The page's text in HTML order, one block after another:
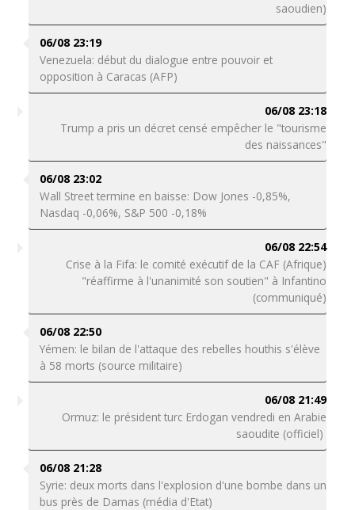
saoudien)
06/08 23:19
Venezuela: début du dialogue entre pouvoir et
opposition à Caracas (AFP)
06/08 23:18
Trump a pris un décret censé empêcher le "tourisme
des naissances"
06/08 23:02
Wall Street termine en baisse: Dow Jones -0,85%,
Nasdaq -0,06%, S&P 500 -0,18%
06/08 22:54
Crise à la Fifa: le comité exécutif de la CAF (Afrique)
"réaffirme à l'unanimité son soutien" à Infantino
(communiqué)
06/08 22:50
Yémen: le bilan de l'attaque des rebelles houthis s'élève
à 58 morts (source militaire)
06/08 21:49
Ormuz: le président turc Erdogan vendredi en Arabie
saoudite (officiel)
06/08 21:28
Syrie: deux morts dans l'explosion d'une bombe dans un
bus près de Damas (média d'Etat)